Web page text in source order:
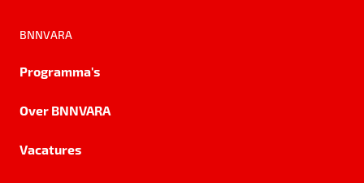
BNNVARA
Programma's
Over BNNVARA
Vacatures